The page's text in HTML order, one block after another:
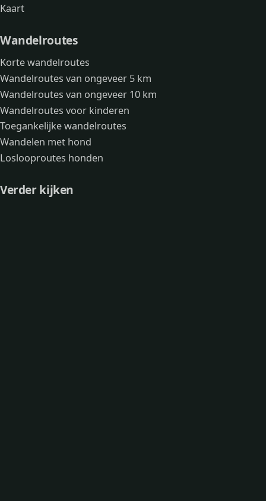
Kaart
Wandelroutes
Korte wandelroutes
Wandelroutes van ongeveer 5 km
Wandelroutes van ongeveer 10 km
Wandelroutes voor kinderen
Toegankelijke wandelroutes
Wandelen met hond
Loslooproutes honden
Verder kijken